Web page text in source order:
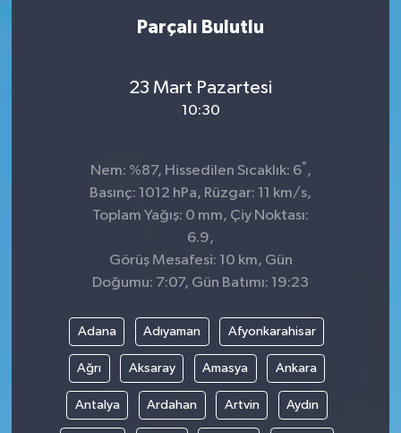
Parçalı Bulutlu
23 Mart Pazartesi
10:30
Nem: %87, Hissedilen Sıcaklık: 6° ,
Basınç: 1012 hPa, Rüzgar: 11 km/s,
Toplam Yağış: 0 mm, Çiy Noktası:
6.9,
Görüş Mesafesi: 10 km, Gün
Doğumu: 7:07, Gün Batımı: 19:23
Adana Adıyaman Afyonkarahisar
Ağrı Aksaray Amasya Ankara
Antalya Ardahan Artvin Aydın